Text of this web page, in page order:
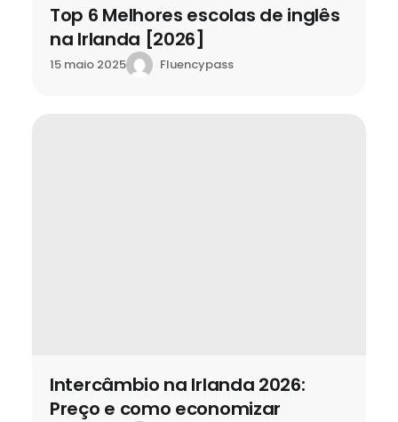
Top 6 Melhores escolas de inglês
na Irlanda [2026]
15 maio 2025 Fluencypass
Intercâmbio na Irlanda 2026:
Preço e como economizar